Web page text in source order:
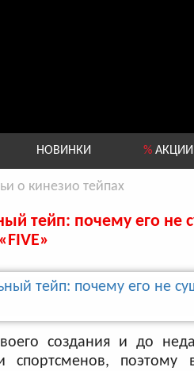
НОВИНКИ % АКЦИИ
о кинезио тейпах
тейп: почему его не
создания и до
спортсменов,